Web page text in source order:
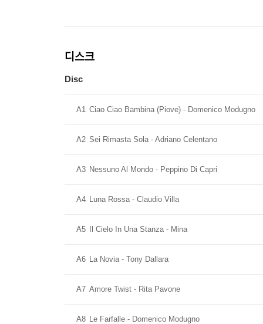
디스크
Disc
A1 Ciao Ciao Bambina (Piove) - Domenico Modugno
A2 Sei Rimasta Sola - Adriano Celentano
A3 Nessuno Al Mondo - Peppino Di Capri
A4 Luna Rossa - Claudio Villa
A5 Il Cielo In Una Stanza - Mina
A6 La Novia - Tony Dallara
A7 Amore Twist - Rita Pavone
A8 Le Farfalle - Domenico Modugno